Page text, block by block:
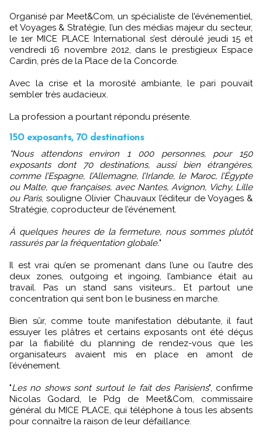
Organisé par Meet&Com, un spécialiste de l’événementiel,
et Voyages & Stratégie, l’un des médias majeur du secteur,
le 1er MICE PLACE International s’est déroulé jeudi 15 et
vendredi 16 novembre 2012, dans le prestigieux Espace
Cardin, près de la Place de la Concorde.
Avec la crise et la morosité ambiante, le pari pouvait
sembler très audacieux.
La profession a pourtant répondu présente.
150 exposants, 70 destinations
"Nous attendons environ 1 000 personnes, pour 150
exposants dont 70 destinations, aussi bien étrangères,
comme l’Espagne, l’Allemagne, l’Irlande, le Maroc, l’Égypte
ou Malte, que françaises, avec Nantes, Avignon, Vichy, Lille
ou Paris, souligne Olivier Chauvaux l’éditeur de Voyages &
Stratégie, coproducteur de l’événement.
À quelques heures de la fermeture, nous sommes plutôt
rassurés par la fréquentation globale."
Il est vrai qu’en se promenant dans l’une ou l’autre des
deux zones, outgoing et ingoing, l’ambiance était au
travail. Pas un stand sans visiteurs… Et partout une
concentration qui sent bon le business en marche.
Bien sûr, comme toute manifestation débutante, il faut
essuyer les plâtres et certains exposants ont été déçus
par la fiabilité du planning de rendez-vous que les
organisateurs avaient mis en place en amont de
l’événement.
"Les no shows sont surtout le fait des Parisiens", confirme
Nicolas Godard, le Pdg de Meet&Com, commissaire
général du MICE PLACE, qui téléphone à tous les absents
pour connaître la raison de leur défaillance.